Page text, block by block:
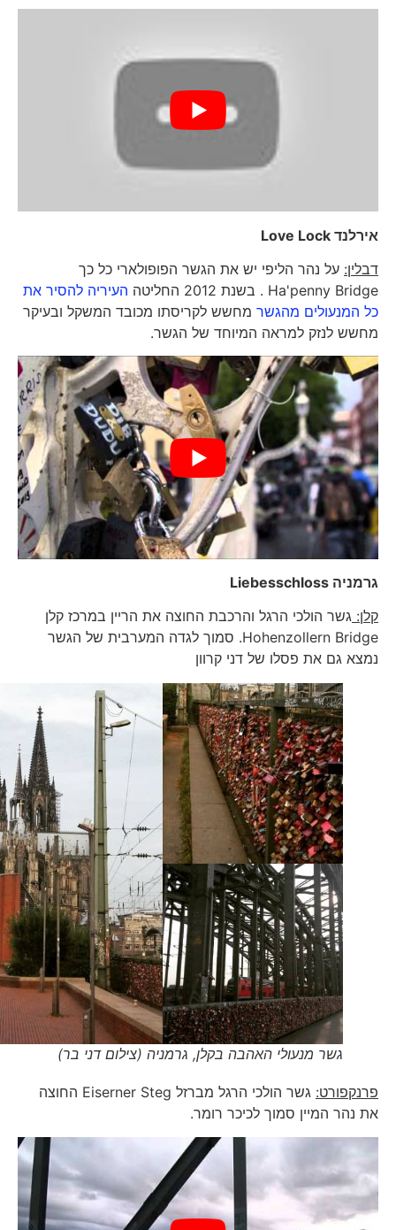
אירלנדLove Lock
דבלין:על נהר הליפי יש את הגשר הפופולארי כל כך
Ha'penny Bridge . בשנת 2012 החליטה
העיריה להסיר את
כל המנעולים מהגשרמחשש לקריסתו מכובד המשקל ובעיקר
מחשש לנזק למראה המיוחד של הגשר.
גרמניהLiebesschloss
קלן:גשר הולכי הרגל והרכבת החוצה את הריין במרכז קלן
Hohenzollern Bridge. סמוך לגדה המערבית של הגשר
נמצא גם את פסלו של דני קרוון
גשר מנעולי האהבה בקלן, גרמניה (צילום דני בר)
פרנקפורט:
גשר הולכי הרגל מברזל Eiserner Steg החוצה
את נהר המיין סמוך לכיכר רומר.